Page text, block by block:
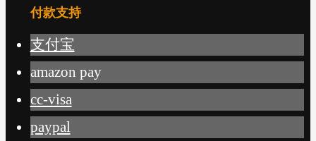
付款支持
支付宝
amazon pay
cc-visa
paypal